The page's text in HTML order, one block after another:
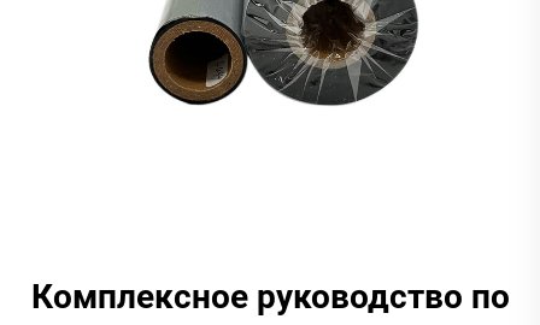
Комплексное руководство по